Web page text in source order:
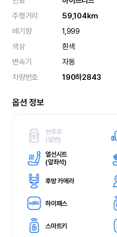
주행거리
59,104km
배기량
1,999
색상
흰색
변속기
자동
차량번호
190하2843
옵션 정보
썬루프
(일반)
열선시트
(앞좌석)
후방 카메라
하이패스
스마트키